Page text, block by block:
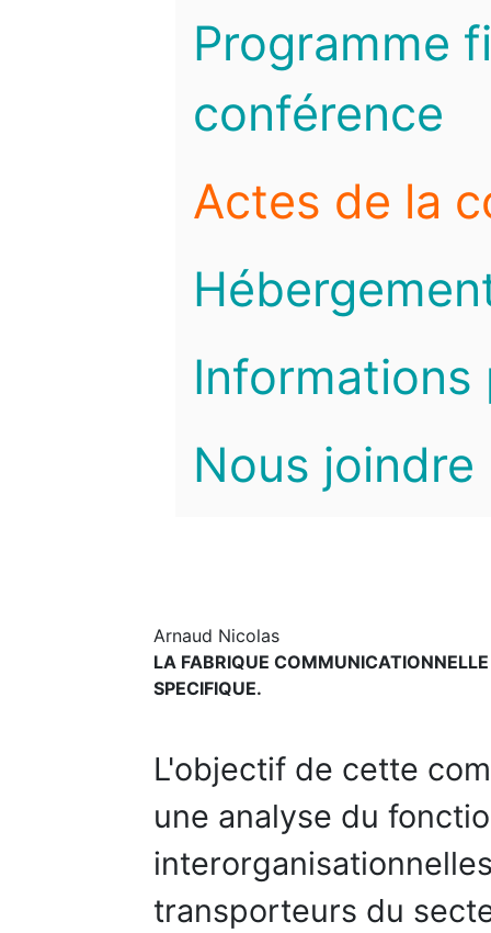
Programme
conférence
Actes de la
Informations
Nous joindre
Arnaud Nicolas
LA FABRIQUE
SPECIFIQUE.
L'objectif de cette
une analyse du
transporteurs du